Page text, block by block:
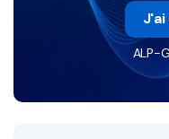
ALP-